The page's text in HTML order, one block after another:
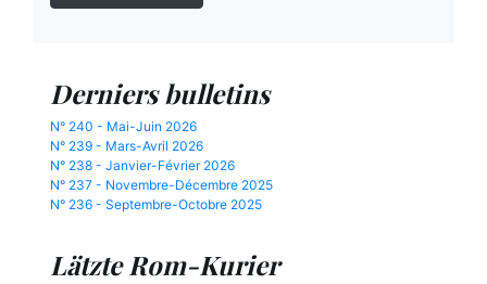
Derniers bulletins
N° 240 - Mai-Juin 2026
N° 239 - Mars-Avril 2026
N° 238 - Janvier-Février 2026
N° 237 - Novembre-Décembre 2025
N° 236 - Septembre-Octobre 2025
Lätzte Rom-Kurier